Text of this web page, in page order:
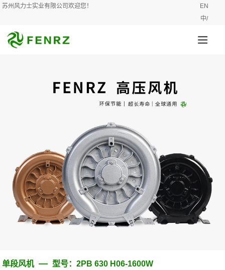
苏州风力士实业有限公司欢迎您！
EN
中/
单段风机 — 型号：2PB 630 H06-1600W